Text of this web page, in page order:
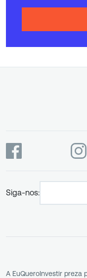
Siga-nos:
A EuQueroInvestir preza